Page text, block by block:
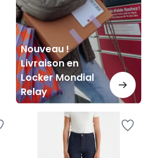
Nouveau !
Livraison en
Locker Mondial
Relay